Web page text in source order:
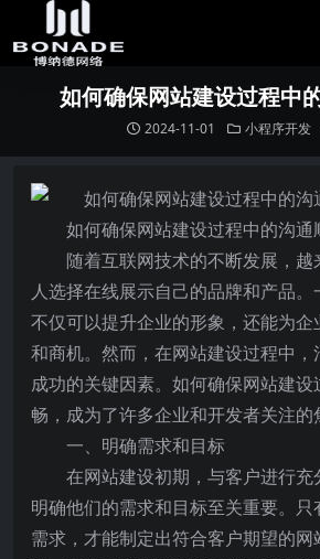
如何确保网站建设过程中
2024-11-01 小程序开发
如何确保网站建设过程中的沟通
随着互联网技术的不断发展，
人选择在线展示自己的品牌和产品
不仅可以提升企业的形象，还能为企
和商机。然而，在网站建设过程中，
成功的关键因素。如何确保网站建设
畅，成为了许多企业和开发者关注的
一、明确需求和目标
在网站建设初期，与客户进行
明确他们的需求和目标至关重要。
需求，才能制定出符合客户期望的网